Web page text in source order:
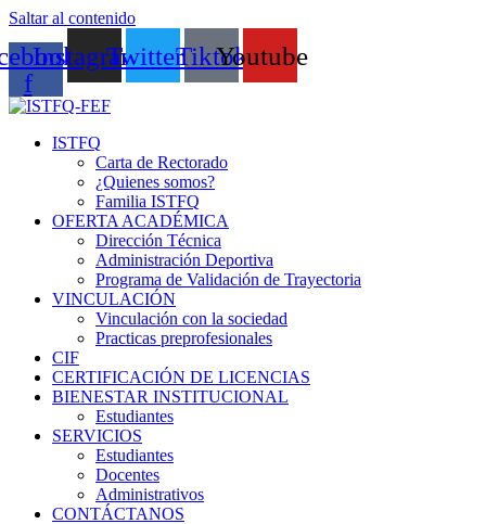
Saltar al contenido
f
InstagramTwitterTiktokYoutube
ISTFQ
Carta de Rectorado
¿Quienes somos?
Familia ISTFQ
OFERTA ACADÉMICA
Dirección Técnica
Administración Deportiva
Programa de Validación de Trayectoria
VINCULACIÓN
Vinculación con la sociedad
Practicas preprofesionales
CIF
CERTIFICACIÓN DE LICENCIAS
BIENESTAR INSTITUCIONAL
Estudiantes
SERVICIOS
Estudiantes
Docentes
Administrativos
CONTÁCTANOS